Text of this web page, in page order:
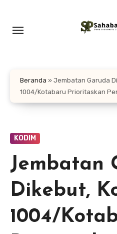
konten
Beranda » Jembatan Garuda
1004/Kotabaru Prioritaskan
KODIM
Jembatan
Dikebut,
1004/